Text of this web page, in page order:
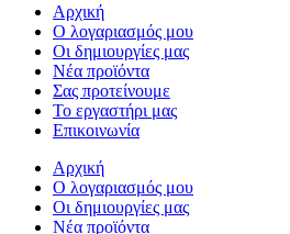
Αρχική
Ο λογαριασμός μου
Οι δημιουργίες μας
Νέα προϊόντα
Σας προτείνουμε
Το εργαστήρι μας
Επικοινωνία
Αρχική
Ο λογαριασμός μου
Οι δημιουργίες μας
Νέα προϊόντα